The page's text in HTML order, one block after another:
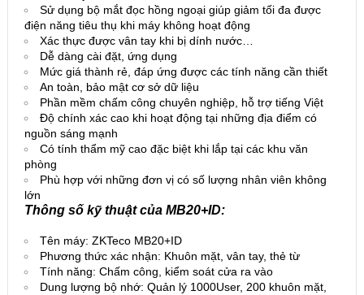
Sử dụng bộ mắt đọc hồng ngoại giúp giảm tối đa được
điện năng tiêu thụ khi máy không hoạt động
Xác thực được vân tay khi bị dính nước…
Dễ dàng cài đặt, ứng dụng
Mức giá thành rẻ, đáp ứng được các tính năng cần thiết
An toàn, bảo mật cơ sở dữ liệu
Phần mềm chấm công chuyên nghiệp, hỗ trợ tiếng Việt
Độ chính xác cao khi hoạt động tại những địa điểm có
nguồn sáng mạnh
Có tính thẩm mỹ cao đặc biệt khi lắp tại các khu văn
phòng
Phù hợp với những đơn vị có số lượng nhân viên không
lớn
Thông số kỹ thuật của MB20+ID:
Tên máy: ZKTeco MB20+ID
Phương thức xác nhận: Khuôn mặt, vân tay, thẻ từ
Tính năng: Chấm công, kiểm soát cửa ra vào
Dung lượng bộ nhớ: Quản lý 1000User, 200 khuôn mặt,